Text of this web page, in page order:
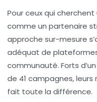
Pour ceux qui
comme un partenaire
approche sur-mesure
adéquat de
communauté. Forts
de 41 campagnes,
fait toute la différence.